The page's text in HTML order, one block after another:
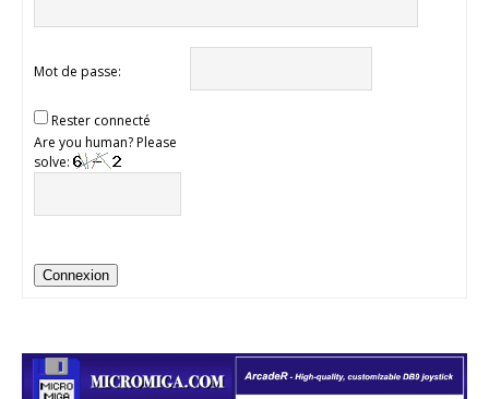
Mot de passe:
Rester connecté
Are you human? Please
solve:
Connexion